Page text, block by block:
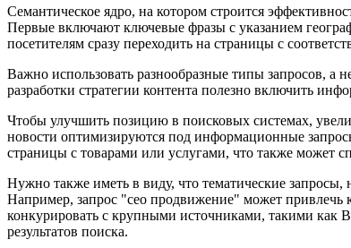
Семантическое ядро, на котором строится
Первые включают ключевые фразы с указанием
посетителям сразу переходить на страницы с
Важно использовать разнообразные типы запросов, а
разработки стратегии контента полезно включить
Чтобы улучшить позицию в поисковых системах,
новости оптимизируются под информационные
страницы с товарами или услугами, что также может
Нужно также иметь в виду, что тематические запросы,
Например, запрос "сео продвижение" может привлечь
конкурировать с крупными источниками, такими как
результатов поиска.